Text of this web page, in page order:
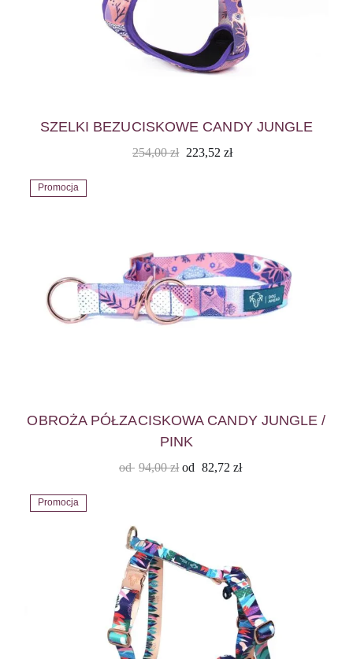
SZELKI BEZUCISKOWE CANDY JUNGLE
254,00zł 223,52 zł
Promocja
OBROŻA PÓŁZACISKOWA CANDY JUNGLE /
PINK
od 94,00zł od 82,72 zł
Promocja